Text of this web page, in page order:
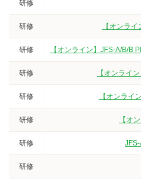
研修
研修 【オンラ
研修 【オンライン】JFS-A/B/B
研修 【オンライ
研修 【オンライ
研修 【オ
研修
研修